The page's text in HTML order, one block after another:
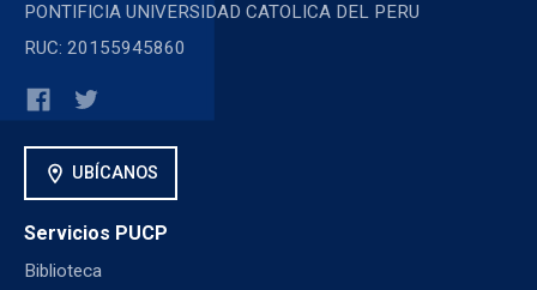
PONTIFICIA UNIVERSIDAD CATOLICA DEL PERU
RUC: 20155945860
location_on UBÍCANOS
Servicios PUCP
Biblioteca